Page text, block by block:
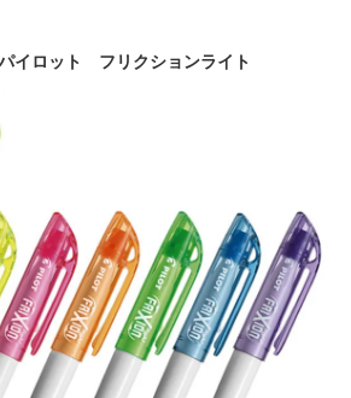
パイロット フリクションライト